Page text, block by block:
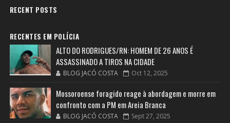
RECENT POSTS
RECENTES EM POLÍCIA
ALTO DO RODRIGUES/RN: HOMEM DE 26 ANOS É
ASSASSINADO A TIROS NA CIDADE
BLOG JACÓ COSTA Oct 12, 2025
Mossoroense foragido reage à abordagem e morre em
confronto com a PM em Areia Branca
BLOG JACÓ COSTA Sept 27, 2025